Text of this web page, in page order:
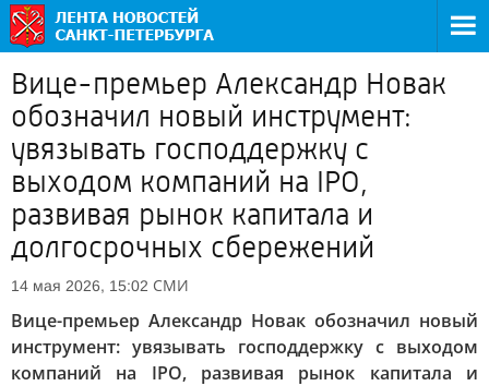
Вице-премьер Александр Новак
обозначил новый инструмент:
увязывать господдержку с
выходом компаний на IPO,
развивая рынок капитала и
долгосрочных сбережений
14 мая 2026, 15:02 СМИ
Вице-премьер Александр Новак обозначил новый
инструмент: увязывать господдержку с выходом
компаний на IPO, развивая рынок капитала и